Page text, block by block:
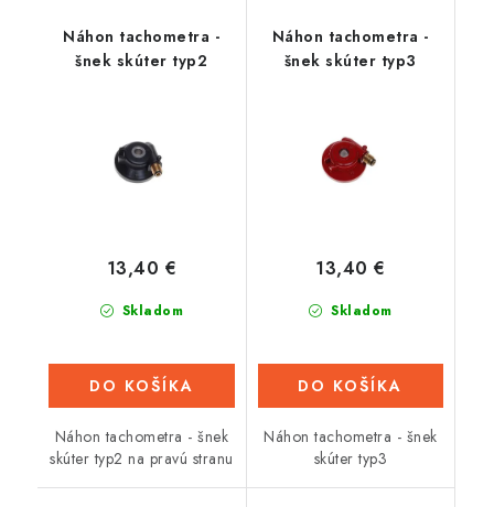
Náhon tachometra -
šnek skúter typ2
Skladom
13,40 €
DO KOŠÍKA
Náhon tachometra - šnek
skúter typ2 na pravú stranu
Náhon tachometra -
šnek skúter typ3
Skladom
13,40 €
DO KOŠÍKA
Náhon tachometra - šnek
skúter typ3